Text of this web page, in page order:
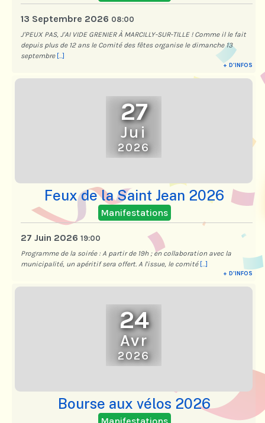
13 Septembre 2026 08:00
J'PEUX PAS, J'AI VIDE GRENIER À MARCILLY-SUR-TILLE ! Comme il le fait
depuis plus de 12 ans le Comité des fêtes organise le dimanche 13
septembre [...]
+ D'INFOS
27
Jui
2026
Feux de la Saint Jean 2026
Manifestations
27 Juin 2026 19:00
Programme de la soirée : A partir de 19h ; en collaboration avec la
municipalité, un apéritif sera offert. A l'issue, le comité [...]
+ D'INFOS
24
Avr
2026
Bourse aux vélos 2026